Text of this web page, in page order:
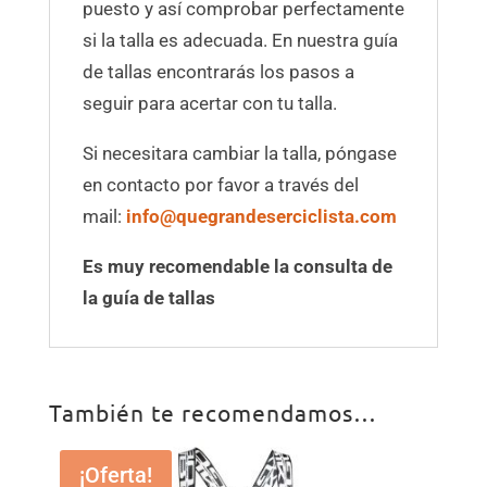
puesto y así comprobar perfectamente
si la talla es adecuada. En nuestra guía
de tallas encontrarás los pasos a
seguir para acertar con tu talla.
Si necesitara cambiar la talla, póngase
en contacto por favor a través del
mail: info@quegrandeserciclista.com
Es muy recomendable la consulta de
la guía de tallas
También te recomendamos…
¡Oferta!